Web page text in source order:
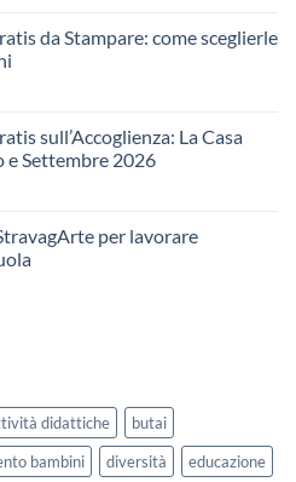
da Stampare: come sceglierle
sull’Accoglienza: La Casa
e Settembre 2026
per lavorare
didattiche
butai
bambini diversità
educazione